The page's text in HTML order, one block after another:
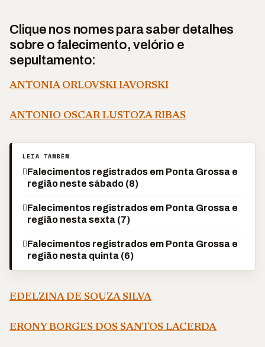
Clique nos nomes para saber detalhes
sobre o falecimento, velório e
sepultamento:
ANTONIA ORLOVSKI IAVORSKI
ANTONIO OSCAR LUSTOZA RIBAS
LEIA TAMBÉM
Falecimentos registrados em Ponta Grossa e
região neste sábado (8)
Falecimentos registrados em Ponta Grossa e
região nesta sexta (7)
Falecimentos registrados em Ponta Grossa e
região nesta quinta (6)
EDELZINA DE SOUZA SILVA
ERONY BORGES DOS SANTOS LACERDA